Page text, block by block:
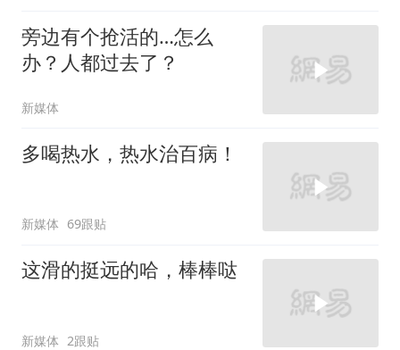
旁边有个抢活的…怎么
办？人都过去了？
新媒体
多喝热水，热水治百病！
新媒体 69跟贴
这滑的挺远的哈，棒棒哒
新媒体 2跟贴